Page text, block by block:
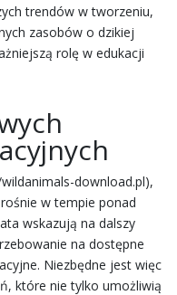
trendów w tworzeniu,
zasobów o dzikiej
rolę w edukacji
download.pl),
w tempie ponad
wskazują na dalszy
na dostępne
Niezbędne jest więc
które nie tylko umożliwią